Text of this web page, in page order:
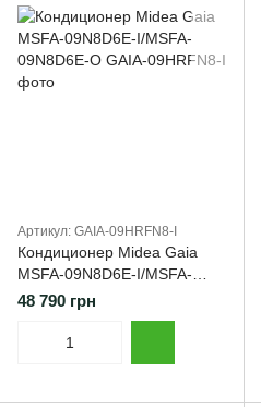
Артикул: GAIA-09HRFN8-I
Кондиционер Midea Gaia
MSFA-09N8D6E-I/MSFA-
09N8D6E-O
48 790 грн